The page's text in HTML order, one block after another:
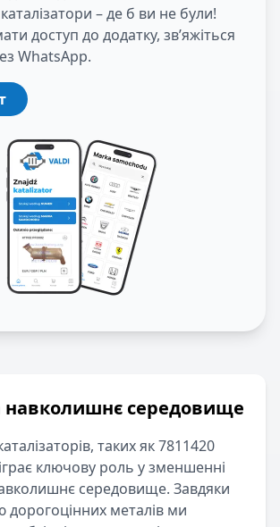
– де б ви не були!
доступ до додатку, зв’яжіться
WhatsApp.
навколишнє середовище
таких як7811420
ключову роль у зменшенні
середовище. Завдяки
дорогоцінних металів ми